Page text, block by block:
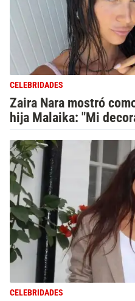
CELEBRIDADES
Zaira Nara mostró
hija Malaika: "Mi
CELEBRIDADES